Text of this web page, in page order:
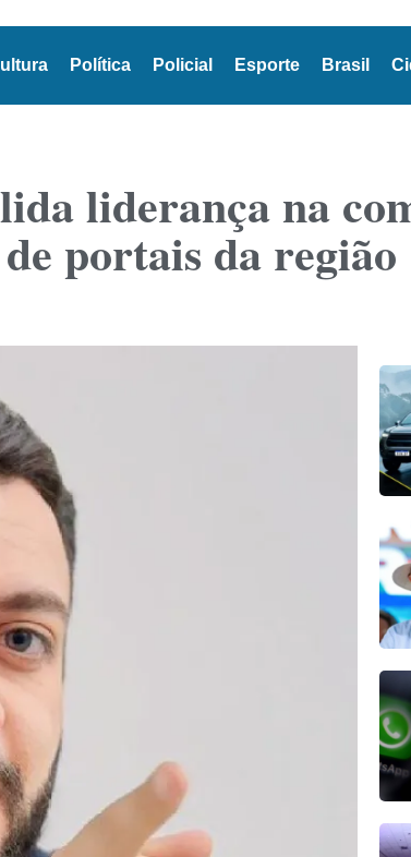
Política Policial Esporte Brasil
liderança na
portais da região